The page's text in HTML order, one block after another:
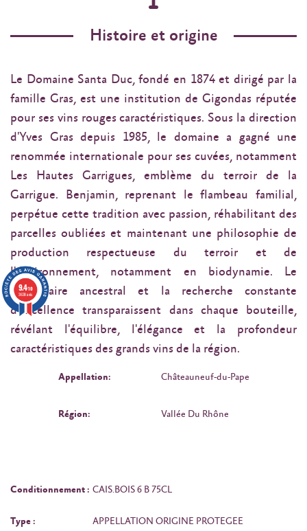
Histoire et origine
Le Domaine Santa Duc, fondé en 1874 et dirigé par la
famille Gras, est une institution de Gigondas réputée
pour ses vins rouges caractéristiques. Sous la direction
d'Yves Gras depuis 1985, le domaine a gagné une
renommée internationale pour ses cuvées, notamment
Les Hautes Garrigues, emblème du terroir de la
Garrigue. Benjamin, reprenant le flambeau familial,
perpétue cette tradition avec passion, réhabilitant des
parcelles oubliées et maintenant une philosophie de
production respectueuse du terroir et de
l'environnement, notamment en biodynamie. Le
savoir-faire ancestral et la recherche constante
d'excellence transparaissent dans chaque bouteille,
révélant l'équilibre, l'élégance et la profondeur
caractéristiques des grands vins de la région.
Appellation: Châteauneuf-du-Pape
Région: Vallée Du Rhône
Conditionnement : CAIS.BOIS 6 B 75CL
Type : APPELLATION ORIGINE PROTEGEE
9.4/10
3638 avis